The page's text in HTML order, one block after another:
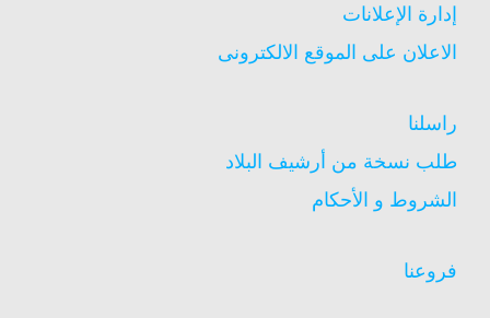
إدارة الإعلانات
الاعلان على الموقع الالكترونى
راسلنا
طلب نسخة من أرشيف البلاد
الشروط و الأحكام
فروعنا